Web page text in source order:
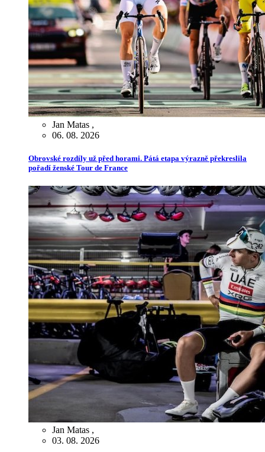
Jan Matas ,
06. 08. 2026
Obrovské rozdíly už před horami. Pátá etapa výrazně překreslila
pořadí ženské Tour de France
Jan Matas ,
03. 08. 2026